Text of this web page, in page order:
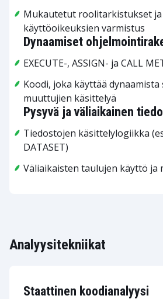
Mukautetut roolitarkistukset ja
käyttöoikeuksien varmistus
Dynaamiset
EXECUTE-, ASSIGN- ja CALL
Koodi, joka käyttää
muuttujien käsittelyä
Pysyvä ja väliaikainen
Tiedostojen käsittelylogiikka
DATASET)
Väliaikaisten taulujen käyttö ja
Analyysitekniikat
Staattinen koodianalyysi